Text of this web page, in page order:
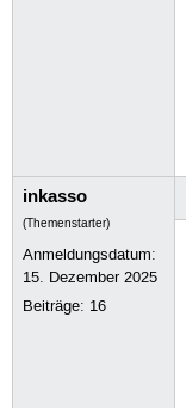
inkasso
(Themenstarter)
Anmeldungsdatum:
15. Dezember 2025
Beiträge: 16